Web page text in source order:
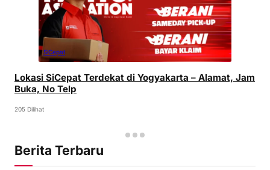
SiCepat
Lokasi SiCepat Terdekat di Yogyakarta – Alamat, Jam
Buka, No Telp
205 Dilihat
Berita Terbaru